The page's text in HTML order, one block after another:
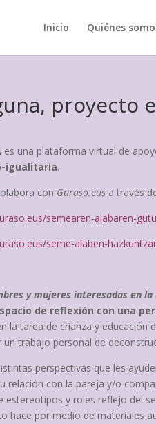
Inicio Quiénes
proyecto
es una plataforma virtual de
igualitaria.
con Guraso.eus a través
semearen-alabaren-
seme-alaben-
y mujeres interesadas en la
de reflexión con una
la tarea de crianza y educación
un trabajo personal de
perspectivas que les
relación con la pareja y/o
estereotipos y roles reflejo del
hace por medio de materiales